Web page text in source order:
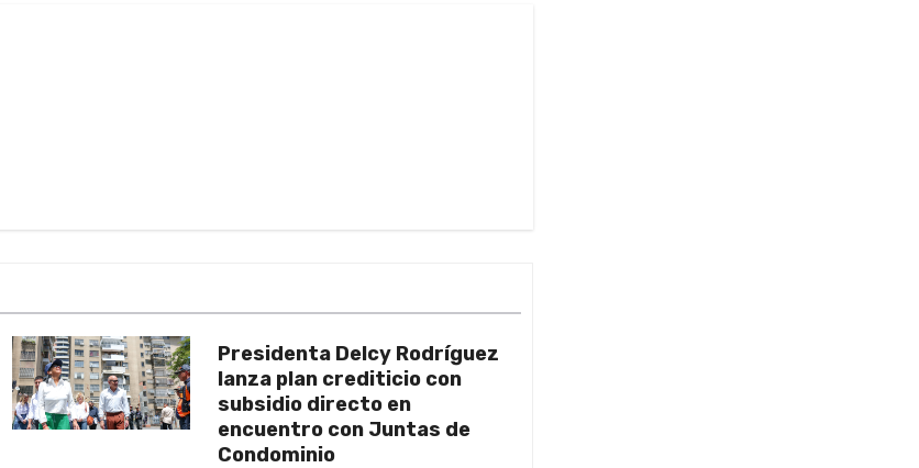
Presidenta Delcy Rodríguez
lanza plan crediticio con
subsidio directo en
encuentro con Juntas de
Condominio